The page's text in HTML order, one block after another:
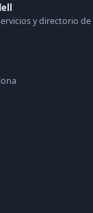
y directorio